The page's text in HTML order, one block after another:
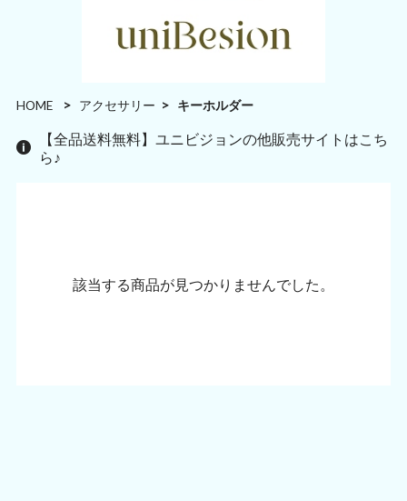
HOME アクセサリー キーホルダー
【全品送料無料】ユニビジョンの他販売サイトはこち
ら♪
該当する商品が見つかりませんでした。